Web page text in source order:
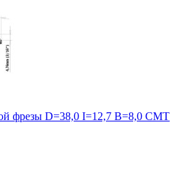
фрезы D=38,0 I=12,7 B=8,0 CMT